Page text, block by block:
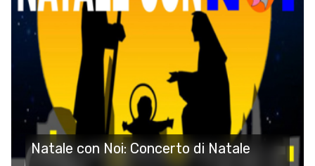
Natale con Noi: Concerto di Natale